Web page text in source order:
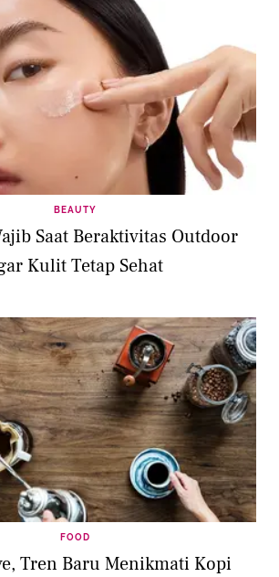
BEAUTY
Saat Beraktivitas Outdoor
Kulit Tetap Sehat
FOOD
Tren Baru Menikmati Kopi